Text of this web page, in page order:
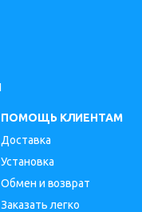
ПОМОЩЬ КЛИЕНТАМ
Доставка
Установка
Обмен и возврат
Заказать легко